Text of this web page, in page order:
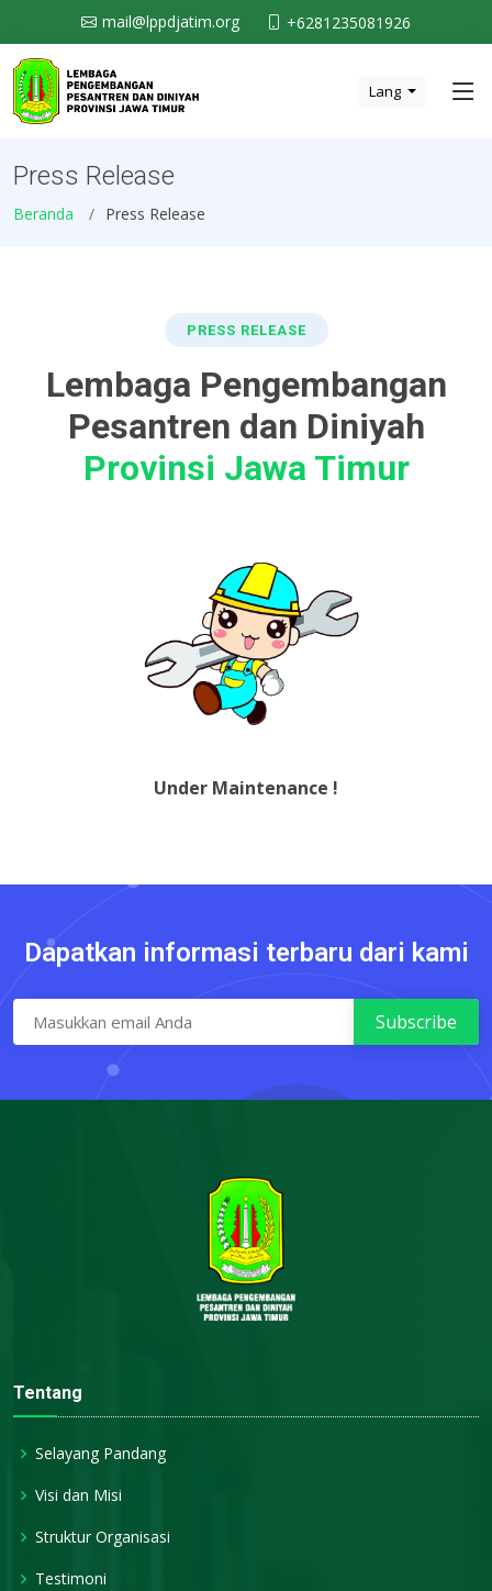
mail@lppdjatim.org +6281235081926
Lang
Press Release
Beranda Press Release
PRESS RELEASE
Lembaga Pengembangan
Pesantren dan Diniyah
Provinsi Jawa Timur
Under Maintenance !
Dapatkan informasi terbaru dari kami
Tentang
Selayang Pandang
Visi dan Misi
Struktur Organisasi
Testimoni